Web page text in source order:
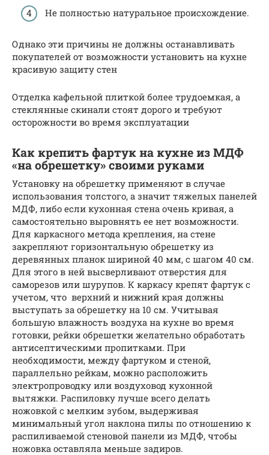
Не полностью натуральное происхождение.
Однако эти причины не должны останавливать
покупателей от возможности установить на кухне
красивую защиту стен
Отделка кафельной плиткой более трудоемкая, а
стеклянные скинали стоят дорого и требуют
осторожности во время эксплуатации
Как крепить фартук на кухне из МДФ
«на обрешетку» своими руками
Установку на обрешетку применяют в случае
использования толстого, а значит тяжелых панелей
МДФ, либо если кухонная стена очень кривая, а
самостоятельно выровнять ее нет возможности.
Для каркасного метода крепления, на стене
закрепляют горизонтальную обрешетку из
деревянных планок шириной 40 мм, с шагом 40 см.
Для этого в ней высверливают отверстия для
саморезов или шурупов. К каркасу крепят фартук с
учетом, что верхний и нижний края должны
выступать за обрешетку на 10 см. Учитывая
большую влажность воздуха на кухне во время
готовки, рейки обрешетки желательно обработать
антисептическими пропитками. При
необходимости, между фартуком и стеной,
параллельно рейкам, можно расположить
электропроводку или воздуховод кухонной
вытяжки. Распиловку лучше всего делать
ножовкой с мелким зубом, выдерживая
минимальный угол наклона пилы по отношению к
распиливаемой стеновой панели из МДФ, чтобы
ножовка оставляла меньше задиров.